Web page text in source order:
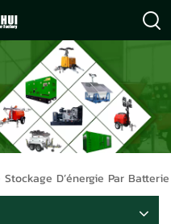
D’énergie Par Batterie